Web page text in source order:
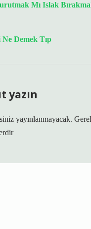
Mı Islak
Demek Tıp
yazın
yayınlanmayacak.